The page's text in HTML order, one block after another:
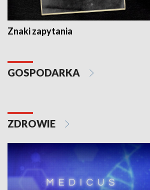
Znaki zapytania
GOSPODARKA
ZDROWIE